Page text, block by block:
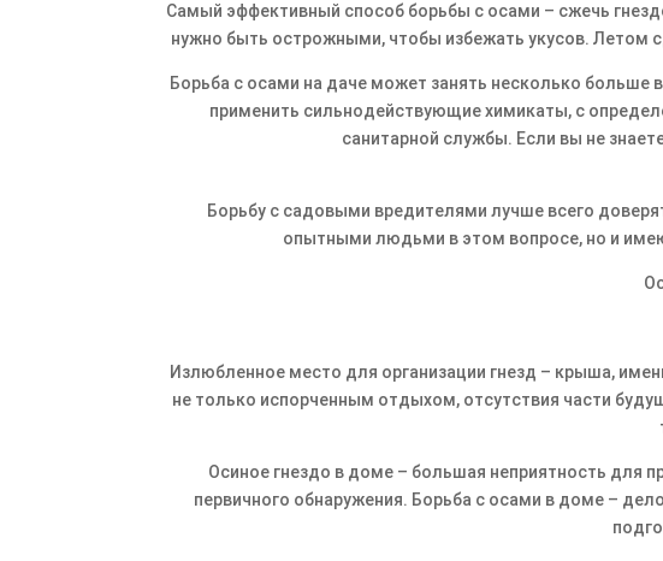
Самый эффективный способ борьбы с осами – сжечь
нужно быть острожными, чтобы избежать укусов. Летом
Борьба с осами на даче может занять несколько
применить сильнодействующие химикаты, с
санитарной службы. Если вы не
Борьбу с садовыми вредителями лучше всего
опытными людьми в этом вопросе, но и
Излюбленное место для организации гнезд – крыша,
не только испорченным отдыхом, отсутствия части
Осиное гнездо в доме – большая неприятность для
первичного обнаружения. Борьба с осами в доме –